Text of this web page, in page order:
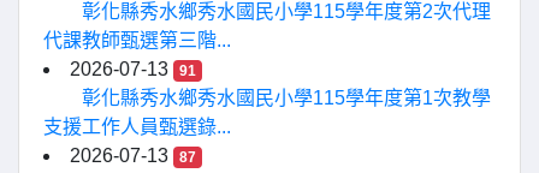
彰化縣秀水鄉秀水國民小學115學年度第2次代理
代課教師甄選第三階...
2026-07-13
91
彰化縣秀水鄉秀水國民小學115學年度第1次教學
支援工作人員甄選錄...
2026-07-13
87